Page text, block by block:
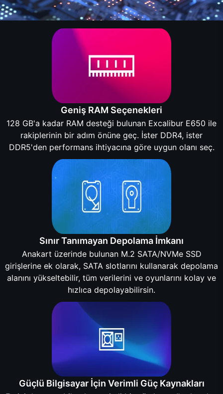
Geniş RAM Seçenekleri
128 GB'a kadar RAM desteği bulunan Excalibur E650 ile
rakiplerinin bir adım önüne geç. İster DDR4, ister
DDR5'den performans ihtiyacına göre uygun olanı seç.
Sınır Tanımayan Depolama İmkanı
Anakart üzerinde bulunan M.2 SATA/NVMe SSD
girişlerine ek olarak, SATA slotlarını kullanarak depolama
alanını yükseltebilir, tüm verilerini ve oyunlarını kolay ve
hızlıca depolayabilirsin.
Güçlü Bilgisayar İçin Verimli Güç Kaynakları